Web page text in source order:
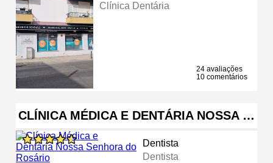
Clínica Dentária
24 avaliações
10 comentários
CLÍNICA MÉDICA E DENTÁRIA NOSSA …
Dentista
Dentista